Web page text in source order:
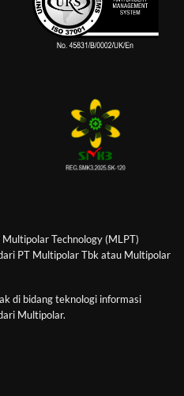
Technology (MLPT)
PT Multipolar Tbk atau Multipolar
di bidang teknologi informasi
Multipolar.